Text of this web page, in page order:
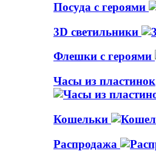
Посуда с героями
3D светильники
Флешки с героями
Часы из пластинок
Кошельки
Распродажа